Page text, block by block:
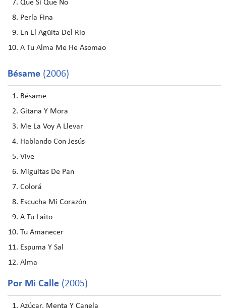
Que Si Que No
Perla Fina
En El Agüita Del Rio
A Tu Alma Me He Asomao
Bésame (2006)
Bésame
Gitana Y Mora
Me La Voy A Llevar
Hablando Con Jesús
Vive
Miguitas De Pan
Colorá
Escucha Mi Corazón
A Tu Laito
Tu Amanecer
Espuma Y Sal
Alma
Por Mi Calle (2005)
Azúcar, Menta Y Canela